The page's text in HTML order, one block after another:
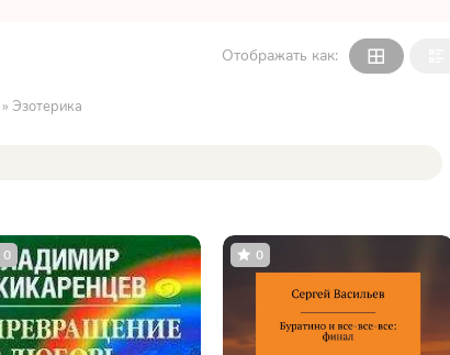
Отображать как:
» Эзотерика
0 0